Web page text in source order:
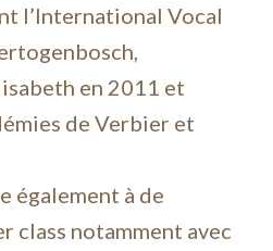
l’International Vocal
en 2011 et
de Verbier et
également à de
class notamment avec